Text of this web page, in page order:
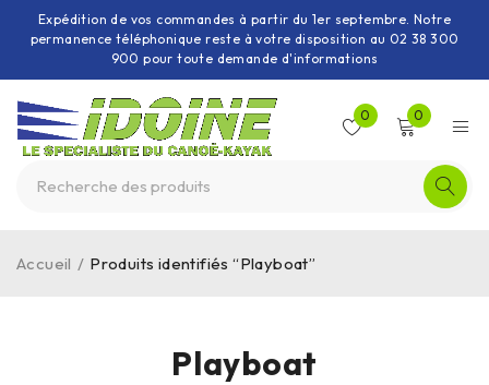
Expédition de vos commandes à partir du 1er septembre. Notre
permanence téléphonique reste à votre disposition au 02 38 300
900 pour toute demande d'informations
0 0
Playboat
Accueil / Produits identifiés “Playboat”